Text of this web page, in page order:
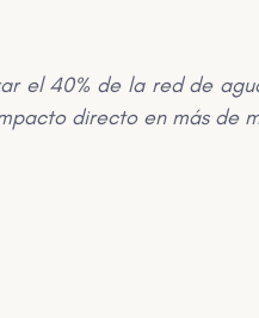
el 40% de la red de
directo en más de